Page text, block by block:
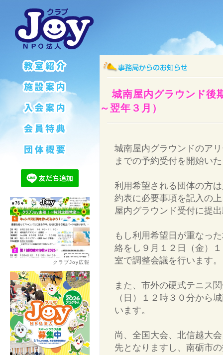
城南屋内グラウンド後
～翌年３月）
城南屋内グラウンドのア
までの予約受付を開始い
利用希望される団体の方
約表に必要事項を記入の
屋内グラウンド受付に提
もし利用希望日が重なっ
絡をし９月１２日（金）
室で調整会議を行います。
また、市外の硬式テニス
（日）１２時３０分から
います。
尚、全国大会、北信越大
先となりますし、南砺市
クラブJoy広報